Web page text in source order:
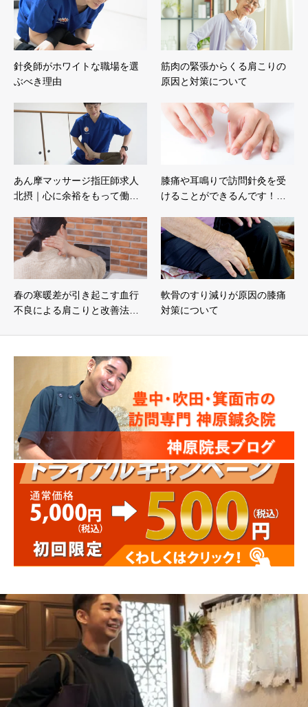
針灸師がホワイトな職場を選
ぶべき理由
筋肉の緊張からくる肩こりの
原因と対策について
あん摩マッサージ指圧師求人
北摂｜心に余裕をもって働…
膝痛や耳鳴りで訪問針灸を受
けることができるんです！…
春の寒暖差が引き起こす血行
不良による肩こりと改善法…
軟骨のすり減りが原因の膝痛
対策について